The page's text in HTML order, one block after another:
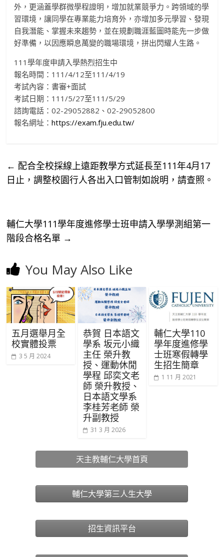
外，更涵蓋學群微學程證明，增加就業競爭力。跨領域的學
習環境，讓同學在專業能力培育外，亦增加多元學習、發現
自我潛能、掌握未來趨勢，並在規劃職涯藍圖時能先一步做
好準備，以因應瞬息萬變的職場環境，拼出閃耀人生路。
111學年度申請入學熱烈招生中
報名時間：111/4/12至111/4/19
考試內容：書審+面試
考試日期：111/5/27至111/5/29
諮詢電話：02-29052882、02-29052800
報名網址：https://exam.fju.edu.tw/
← 配合全校採線上遠距教學方式延長至111年4月17
日止，調整校園行人各出入口管制如說明，請查照。
輔仁大學111學年度進修學士班申請入學學測組第一
階段合格名單 →
You May Also Like
五月選舉月全
校實體投票
3 5 月 2024
恭賀 日本語文
學系 坂元小織
主任 榮升教
授、運動休閒
學程 邱奕文老
師 榮升教授、
日本語文學系
李桂芳老師 榮
升副教授
31 3 月 2026
輔仁大學110
學年度進修學
士班寒假轉學
生招生簡章
1 11 月 2021
天主教輔仁大學首頁
輔仁大學第三人生大學
招生資訊平台